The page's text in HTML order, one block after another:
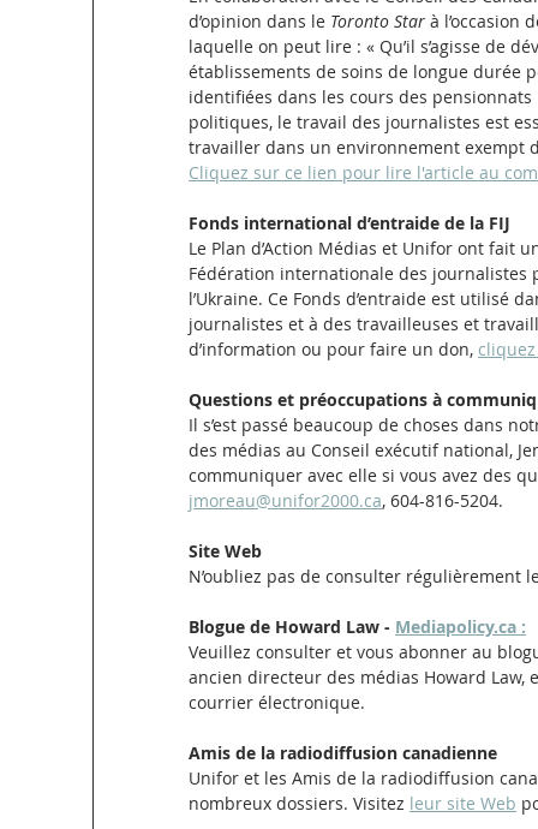
d’opinion dans le Toronto Star à l’occasion
laquelle on peut lire : « Qu’il s’agisse de
établissements de soins de longue durée
identifiées dans les cours des
politiques, le travail des journalistes est
travailler dans un environnement exempt
Cliquez sur ce lien pour lire l'article au
Fonds international d’entraide de la FIJ
Le Plan d’Action Médias et Unifor ont fait
Fédération internationale des
l’Ukraine. Ce Fonds d’entraide est utilisé
journalistes et à des travailleuses et
d’information ou pour faire un don,
Questions et préoccupations à
Il s’est passé beaucoup de choses dans
des médias au Conseil exécutif national,
communiquer avec elle si vous avez des
jmoreau@unifor2000.ca, 604-816-5204.
Site Web
N’oubliez pas de consulter régulièrement
Blogue de Howard Law - Mediapolicy.ca :
Veuillez consulter et vous abonner au
ancien directeur des médias Howard
courrier électronique.
Amis de la radiodiffusion canadienne
Unifor et les Amis de la radiodiffusion
nombreux dossiers. Visitez leur site Web